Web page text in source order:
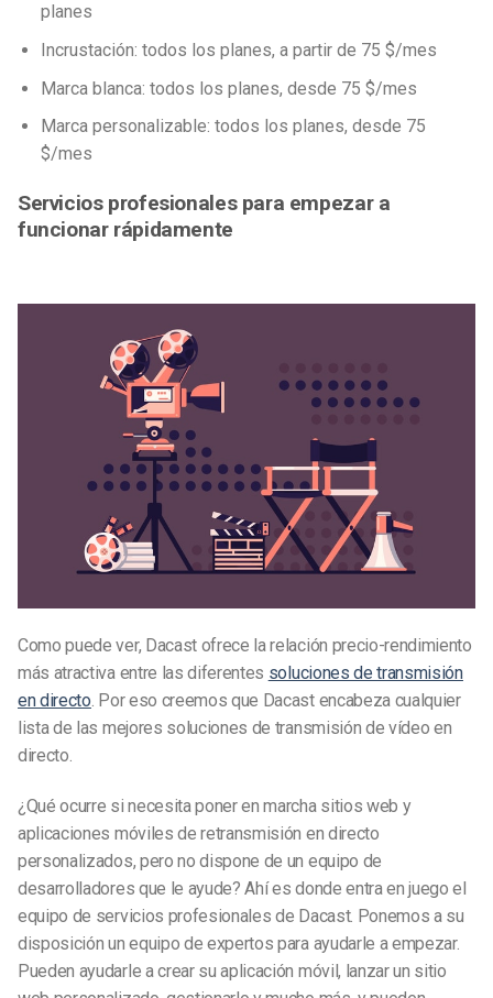
planes
Incrustación: todos los planes, a partir de 75 $/mes
Marca blanca: todos los planes, desde 75 $/mes
Marca personalizable: todos los planes, desde 75
$/mes
Servicios profesionales para empezar a
funcionar rápidamente
Como puede ver, Dacast ofrece la relación precio-rendimiento
más atractiva entre las diferentes soluciones de transmisión
en directo . Por eso creemos que Dacast encabeza cualquier
lista de las mejores soluciones de transmisión de vídeo en
directo.
¿Qué ocurre si necesita poner en marcha sitios web y
aplicaciones móviles de retransmisión en directo
personalizados, pero no dispone de un equipo de
desarrolladores que le ayude? Ahí es donde entra en juego el
equipo de servicios profesionales de Dacast. Ponemos a su
disposición un equipo de expertos para ayudarle a empezar.
Pueden ayudarle a crear su aplicación móvil, lanzar un sitio